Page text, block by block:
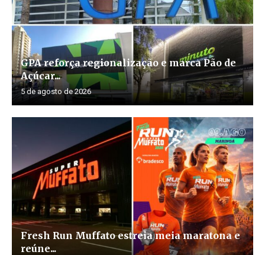
GPA reforça regionalização e marca Pão de
Açúcar...
5 de agosto de 2026
Fresh Run Muffato estreia meia maratona e
reúne...